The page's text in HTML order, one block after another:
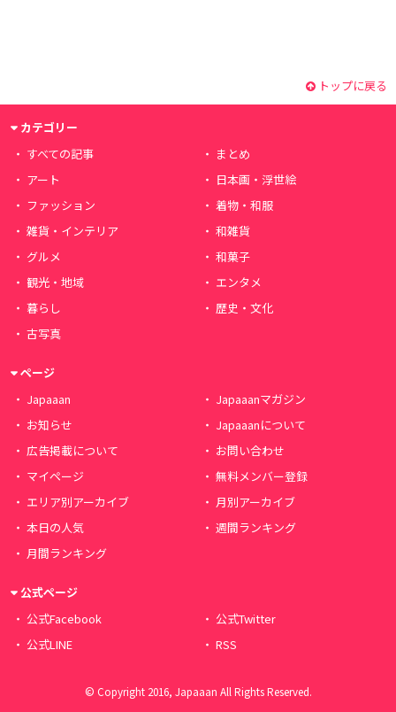
トップに戻る
カテゴリー
すべての記事
まとめ
アート
日本画・浮世絵
ファッション
着物・和服
雑貨・インテリア
和雑貨
グルメ
和菓子
観光・地域
エンタメ
暮らし
歴史・文化
古写真
ページ
Japaaan
Japaaanマガジン
お知らせ
Japaaanについて
広告掲載について
お問い合わせ
マイページ
無料メンバー登録
エリア別アーカイブ
月別アーカイブ
本日の人気
週間ランキング
月間ランキング
公式ページ
公式Facebook
公式Twitter
公式LINE
RSS
© Copyright 2016, Japaaan All Rights Reserved.